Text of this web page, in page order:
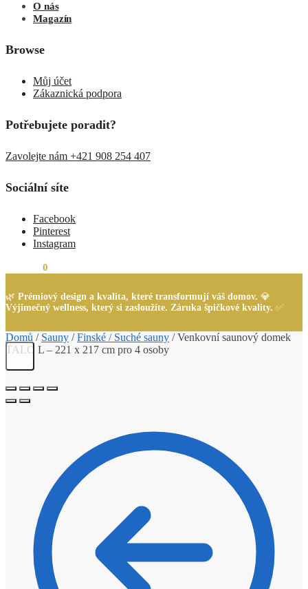
O nás
Magazín
Browse
Můj účet
Zákaznická podpora
Potřebujete poradit?
Zavolejte nám +421 908 254 407
Sociální síte
Facebook
Pinterest
Instagram
0
🌿 Prémiový design a kvalita, které transformují váš domov. 💎
Výjimečný wellness, který si zasloužíte. Záruka špičkové kvality. ✅
Domů / Sauny /Finské / Suché sauny /Venkovní saunový domek
TALO L – 221 x 217 cm pro 4 osoby